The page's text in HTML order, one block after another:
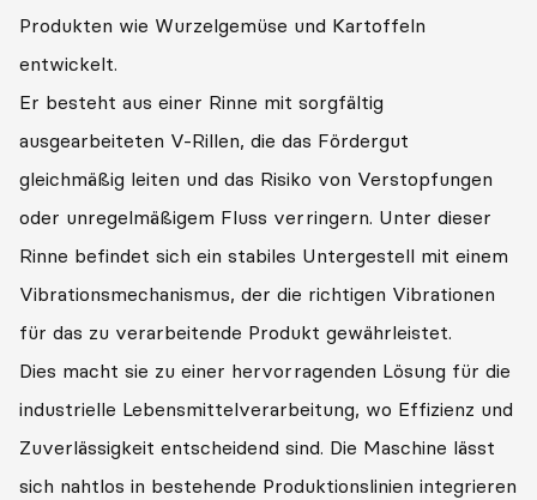
Produkten wie Wurzelgemüse und Kartoffeln
entwickelt.
Er besteht aus einer Rinne mit sorgfältig
ausgearbeiteten V-Rillen, die das Fördergut
gleichmäßig leiten und das Risiko von Verstopfungen
oder unregelmäßigem Fluss verringern. Unter dieser
Rinne befindet sich ein stabiles Untergestell mit einem
Vibrationsmechanismus, der die richtigen Vibrationen
für das zu verarbeitende Produkt gewährleistet.
Dies macht sie zu einer hervorragenden Lösung für die
industrielle Lebensmittelverarbeitung, wo Effizienz und
Zuverlässigkeit entscheidend sind. Die Maschine lässt
sich nahtlos in bestehende Produktionslinien integrieren